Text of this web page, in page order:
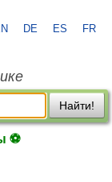
DE ES FR
Найти!
⚽